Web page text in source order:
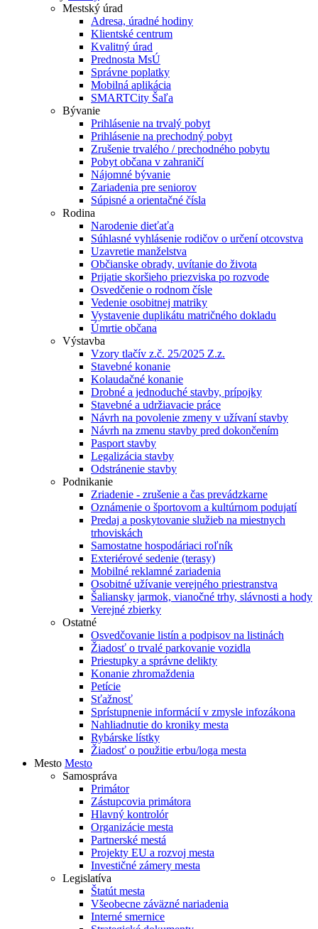
Mestský úrad
Adresa, úradné hodiny
Klientské centrum
Kvalitný úrad
Prednosta MsÚ
Správne poplatky
Mobilná aplikácia
SMARTCity Šaľa
Bývanie
Prihlásenie na trvalý pobyt
Prihlásenie na prechodný pobyt
Zrušenie trvalého / prechodného pobytu
Pobyt občana v zahraničí
Nájomné bývanie
Zariadenia pre seniorov
Súpisné a orientačné čísla
Rodina
Narodenie dieťaťa
Súhlasné vyhlásenie rodičov o určení otcovstva
Uzavretie manželstva
Občianske obrady, uvítanie do života
Prijatie skoršieho priezviska po rozvode
Osvedčenie o rodnom čísle
Vedenie osobitnej matriky
Vystavenie duplikátu matričného dokladu
Úmrtie občana
Výstavba
Vzory tlačív z.č. 25/2025 Z.z.
Stavebné konanie
Kolaudačné konanie
Drobné a jednoduché stavby, prípojky
Stavebné a udržiavacie práce
Návrh na povolenie zmeny v užívaní stavby
Návrh na zmenu stavby pred dokončením
Pasport stavby
Legalizácia stavby
Odstránenie stavby
Podnikanie
Zriadenie - zrušenie a čas prevádzkarne
Oznámenie o športovom a kultúrnom podujatí
Predaj a poskytovanie služieb na miestnych
trhoviskách
Samostatne hospodáriaci roľník
Exteriérové sedenie (terasy)
Mobilné reklamné zariadenia
Osobitné užívanie verejného priestranstva
Šaliansky jarmok, vianočné trhy, slávnosti a hody
Verejné zbierky
Ostatné
Osvedčovanie listín a podpisov na listinách
Žiadosť o trvalé parkovanie vozidla
Priestupky a správne delikty
Konanie zhromaždenia
Petície
Sťažnosť
Sprístupnenie informácií v zmysle infozákona
Nahliadnutie do kroniky mesta
Rybárske lístky
Žiadosť o použitie erbu/loga mesta
Mesto Mesto
Samospráva
Primátor
Zástupcovia primátora
Hlavný kontrolór
Organizácie mesta
Partnerské mestá
Projekty EU a rozvoj mesta
Investičné zámery mesta
Legislatíva
Štatút mesta
Všeobecne záväzné nariadenia
Interné smernice